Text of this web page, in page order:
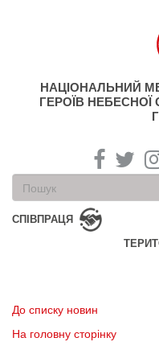
НАЦІОНАЛЬНИЙ
ГЕРОЇВ НЕБЕСНОЇ
Пошукова
форма
Пошук
СПІВПРАЦЯ
До списку новин
На головну сторінку